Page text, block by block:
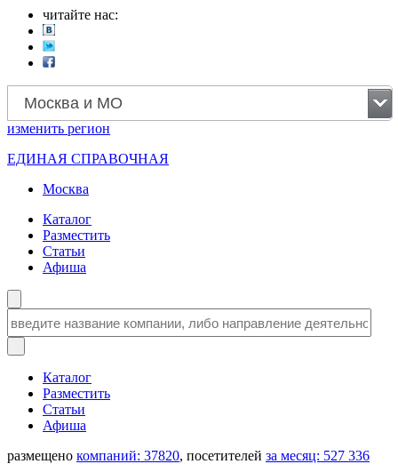
читайте нас:
Москва и МО
изменить регион
ЕДИНАЯ СПРАВОЧНАЯ
Москва
Каталог
Разместить
Статьи
Афиша
Каталог
Разместить
Статьи
Афиша
размещено компаний: 37820, посетителей за месяц: 527 336